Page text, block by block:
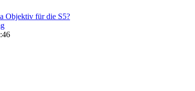
Objektiv für die S5?